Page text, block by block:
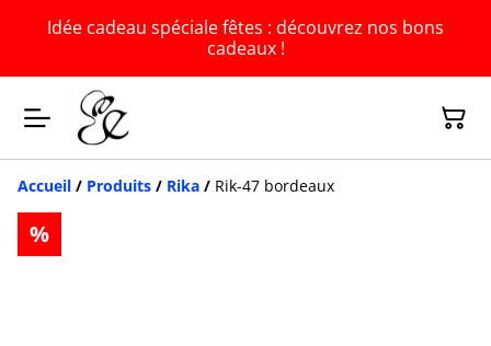
Idée cadeau spéciale fêtes : découvrez nos bons
cadeaux !
Accueil / Produits / Rika / Rik-47 bordeaux
%